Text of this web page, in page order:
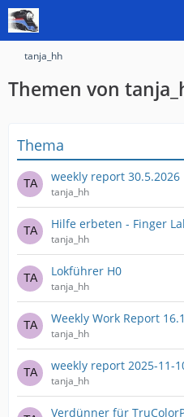
tanja_hh
Themen von
Thema
weekly report 30.5.2026
tanja_hh
Hilfe erbeten - Finger
tanja_hh
Lokführer H0
tanja_hh
Weekly Work Report
tanja_hh
weekly report 2025-11-
tanja_hh
Verdünner für